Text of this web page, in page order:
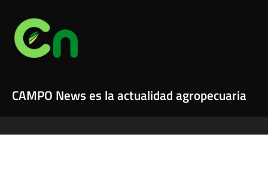
CAMPO News es la actualidad agropecuaria